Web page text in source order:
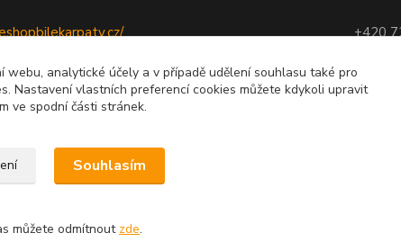
bilekarpaty
+420
+420
webu, analytické účely a v případě udělení souhlasu také pro
Nastavení vlastních preferencí cookies můžete kdykoli upravit
ve spodní části stránek.
Souhlasím
můžete odmítnout zde.